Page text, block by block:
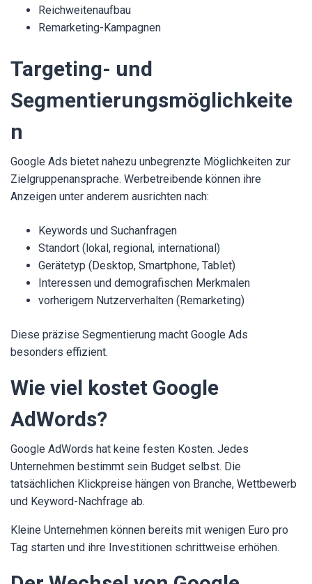
Reichweitenaufbau
Remarketing-Kampagnen
Targeting- und
Segmentierungsmöglichkeite
n
Google Ads bietet nahezu unbegrenzte Möglichkeiten zur
Zielgruppenansprache. Werbetreibende können ihre
Anzeigen unter anderem ausrichten nach:
Keywords und Suchanfragen
Standort (lokal, regional, international)
Gerätetyp (Desktop, Smartphone, Tablet)
Interessen und demografischen Merkmalen
vorherigem Nutzerverhalten (Remarketing)
Diese präzise Segmentierung macht Google Ads
besonders effizient.
Wie viel kostet Google
AdWords?
Google AdWords hat keine festen Kosten. Jedes
Unternehmen bestimmt sein Budget selbst. Die
tatsächlichen Klickpreise hängen von Branche, Wettbewerb
und Keyword-Nachfrage ab.
Kleine Unternehmen können bereits mit wenigen Euro pro
Tag starten und ihre Investitionen schrittweise erhöhen.